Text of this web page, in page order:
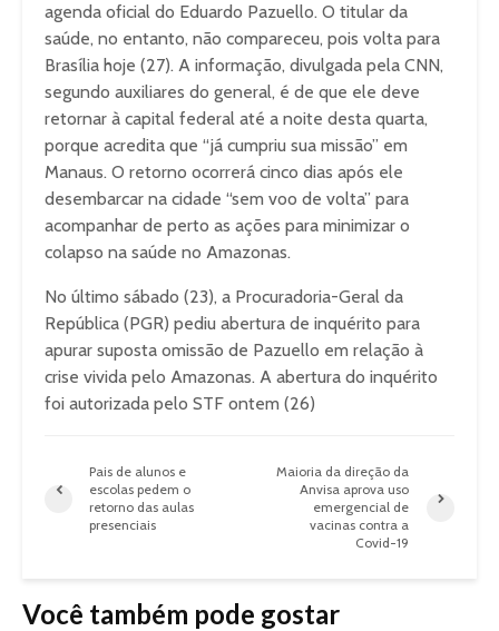
agenda oficial do Eduardo Pazuello. O titular da
saúde, no entanto, não compareceu, pois volta para
Brasília hoje (27). A informação, divulgada pela CNN,
segundo auxiliares do general, é de que ele deve
retornar à capital federal até a noite desta quarta,
porque acredita que “já cumpriu sua missão” em
Manaus. O retorno ocorrerá cinco dias após ele
desembarcar na cidade “sem voo de volta” para
acompanhar de perto as ações para minimizar o
colapso na saúde no Amazonas.
No último sábado (23), a Procuradoria-Geral da
República (PGR) pediu abertura de inquérito para
apurar suposta omissão de Pazuello em relação à
crise vivida pelo Amazonas. A abertura do inquérito
foi autorizada pelo STF ontem (26)
Pais de alunos e
escolas pedem o
retorno das aulas
presenciais
Maioria da direção da
Anvisa aprova uso
emergencial de
vacinas contra a
Covid-19
Você também pode gostar